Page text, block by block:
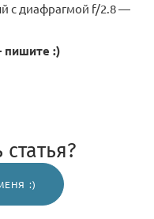
с диафрагмой f/2.8 —
пишите :)
:)